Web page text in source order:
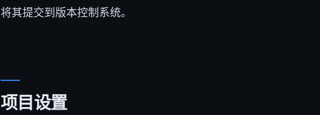
将其提交到版本控制系统。
项目设置